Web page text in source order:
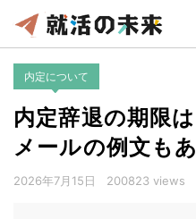
内定について
内定辞退の期限
メールの例文も
2026年7月15日 200823 views